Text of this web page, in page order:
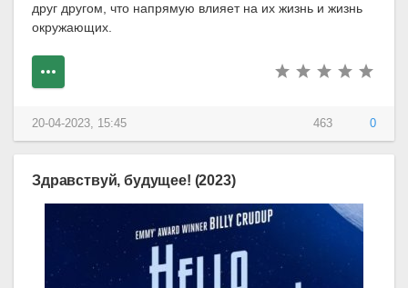
друг другом, что напрямую влияет на их жизнь и жизнь
окружающих.
463 0
20-04-2023, 15:45
Здравствуй, будущее! (2023)